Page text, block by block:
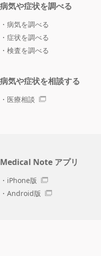
病気や症状を調べる
病気を調べる
症状を調べる
検査を調べる
病気や症状を相談する
医療相談
Medical Note アプリ
iPhone版
Android版